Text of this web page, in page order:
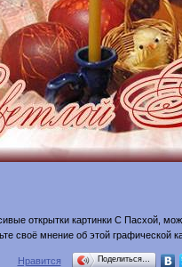
открытки картинки С Пасхой,
своё мнение об этой графической
Нравится Поделиться…